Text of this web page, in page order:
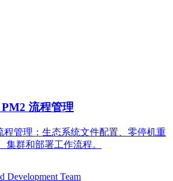
流程管理
程管理：生态系统文件配置、零停机重
集群和部署工作流程。
Development Team